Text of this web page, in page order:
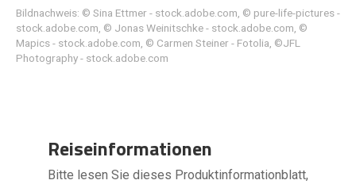
Bildnachweis: © Sina Ettmer - stock.adobe.com, © pure-life-pictures -
stock.adobe.com, © Jonas Weinitschke - stock.adobe.com, ©
Mapics - stock.adobe.com, © Carmen Steiner - Fotolia, ©JFL
Photography - stock.adobe.com
Reiseinformationen
Bitte lesen Sie dieses Produktinformationblatt,